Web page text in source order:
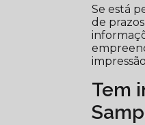
Se está
de
Tem